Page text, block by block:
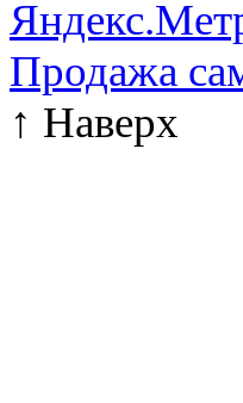
Продажа
↑ Наверх